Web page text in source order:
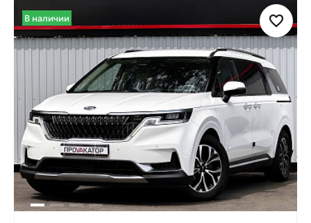
В наличии